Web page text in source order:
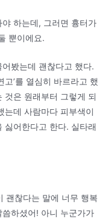
하는데, 그러면 흉터가
뿐이에요.
봤는데 괜찮다고 했다.
’를 열심히 바르라고 했
것은 원래부터 그렇게 되
는데 사람마다 피부색이
싫어한다고 한다. 실타래
괜찮다는 말에 너무 행복
하셨어! 아니 누군가가